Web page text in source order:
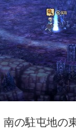
の駐屯地の